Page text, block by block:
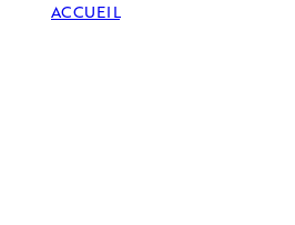
ACCUEILTRAITEMENT DE L'EAU